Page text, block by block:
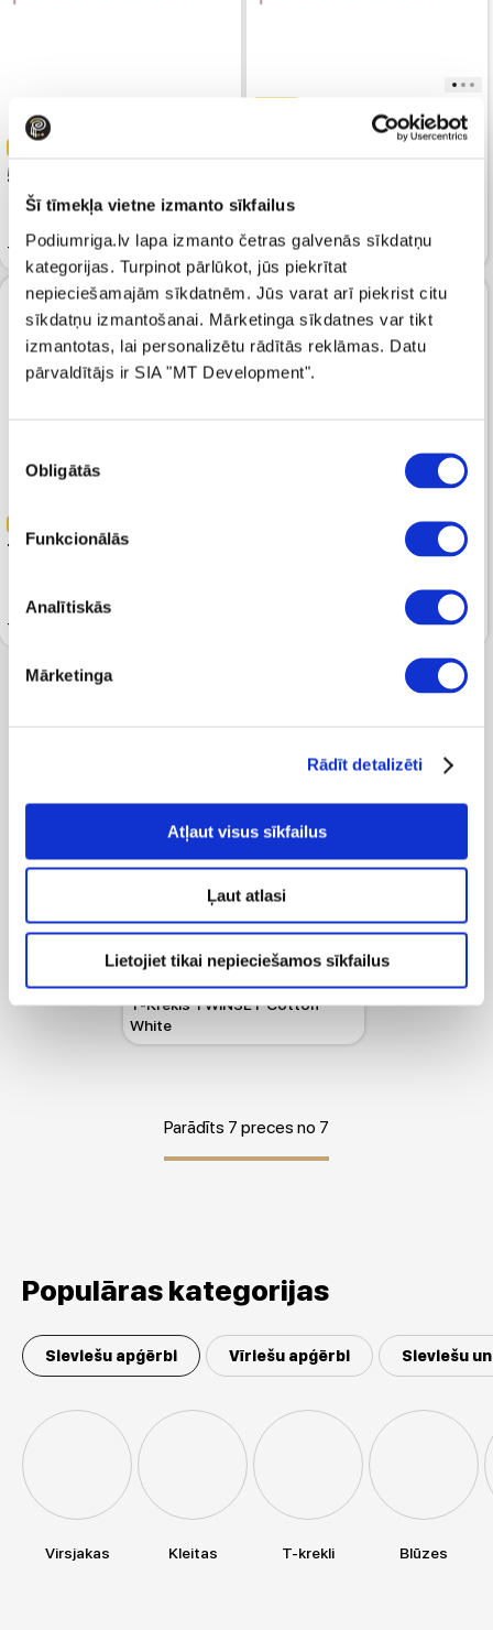
Šī tīmekļa vietne izmanto sīkfailus
Podiumriga.lv lapa izmanto četras galvenās sīkdatņu
kategorijas. Turpinot pārlūkot, jūs piekrītat
nepieciešamajām sīkdatnēm. Jūs varat arī piekrist citu
sīkdatņu izmantošanai. Mārketinga sīkdatnes var tikt
izmantotas, lai personalizētu rādītās reklāmas. Datu
pārvaldītājs ir SIA "MT Development".
izvēle
Obligātās
Funkcionālās
Analītiskās
Mārketinga
Rādīt detalizēti
Atļaut visus sīkfailus
Ļaut atlasi
Lietojiet tikai nepieciešamos sīkfailus
53
T-Krekls TWINSET White
T-Krekls TWINSET Twinset -
Orange T-Shirt With Logo
Embroidery
72.99
T-Krekls TWINSET
74.99 149.99
T-Krekls TWINSET Cotton
White
Parādīts 7 preces no 7
Populāras kategorijas
Sieviešu apģērbi Vīriešu apģērbi Sieviešu
Virsjakas Kleitas T-krekli Blūzes